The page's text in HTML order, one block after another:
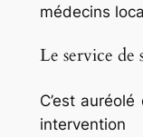
médecins
Le service de
C’est
intervention